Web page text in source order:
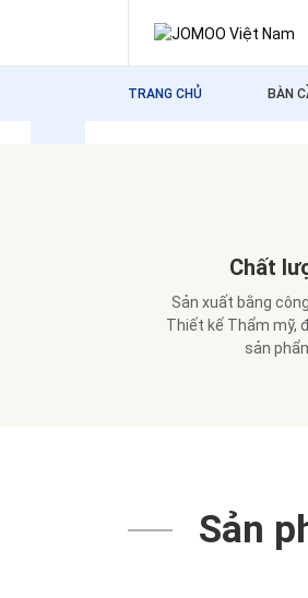
TRANG CHỦ BÀN
Chất
Sản xuất bằng
Thiết kế Thẩm mỹ,
sản
Sản